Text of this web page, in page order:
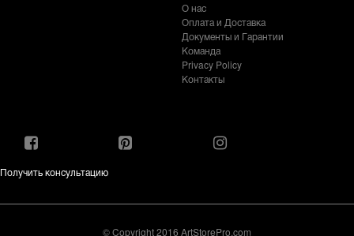
О нас
Оплата и Доставка
Документы и Гарантии
Команда
Privacy Policy
Контакты
Получить консультацию
© Copyright 2016 ArtStorePro.com